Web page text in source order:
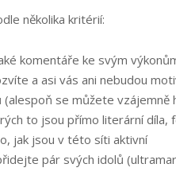
několika kritérií:
komentáře ke svým
a asi vás ani nebudou
se můžete vzájemně
to jsou přímo literární
jak jsou v této síti aktivní
pár svých idolů